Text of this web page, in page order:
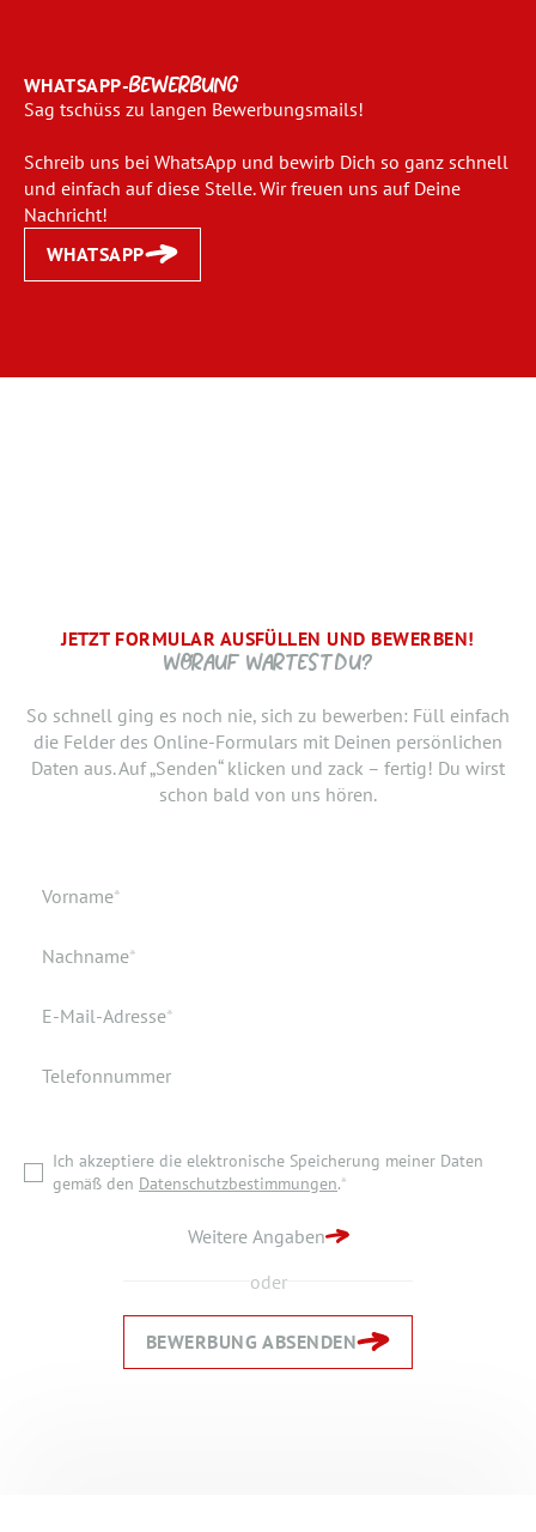
WHATSAPP-BEWERBUNG
Sag tschüss zu langen Bewerbungsmails!
Schreib uns bei WhatsApp und bewirb Dich so ganz schnell
und einfach auf diese Stelle. Wir freuen uns auf Deine
Nachricht!
WHATSAPP
JETZT FORMULAR AUSFÜLLEN UND BEWERBEN!
WORAUF WARTEST DU?
So schnell ging es noch nie, sich zu bewerben: Füll einfach
die Felder des Online-Formulars mit Deinen persönlichen
Daten aus. Auf „Senden“ klicken und zack – fertig! Du wirst
schon bald von uns hören.
Pflichtfeld
Vorname*
Pflichtfeld
Nachname*
Pflichtfeld
E-Mail-Adresse*
Telefonnummer
Ich akzeptiere die elektronische Speicherung meiner Daten
gemäß den Datenschutzbestimmungen.*
Weitere Angaben
oder
BEWERBUNG ABSENDEN
BRAUCHEN WIR NOCH ...
SCHRITT.
bist, den neuen Job anzutreten. Du möchtest Deiner
Bewerbung doch noch einen Lebenslauf oder ein anderes
Dokument hinzufügen? Hier kannst Du es hochladen.
Verfügbar ab
Dokumente
Ich akzeptiere die elektronische Speicherung meiner Daten
DANKE, WIR FREUEN UNS AUF DICH UND MELDEN UNS
ZURÜCK ZUR STARTSEITE